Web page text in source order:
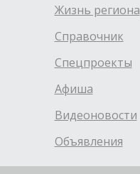
Жизнь региона
Справочник
Спецпроекты
Афиша
Видеоновости
Объявления